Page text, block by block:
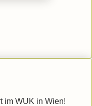
im WUK in Wien!